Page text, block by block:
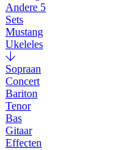
Andere 5
Sets
Mustang
Ukeleles
Sopraan
Concert
Bariton
Tenor
Bas
Gitaar
Effecten